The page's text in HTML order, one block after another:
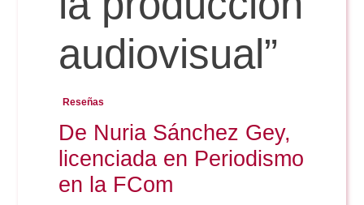
Reservas
Calendario Lectivo
Horarios
audiovisual”
Reseñas
De Nuria Sánchez Gey,
licenciada en Periodismo
en la FCom